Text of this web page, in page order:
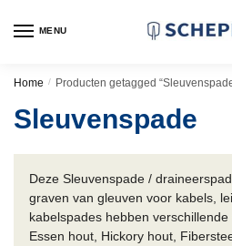
MENU
Home / Producten getagged
Sleuvenspade
Deze Sleuvenspade /
graven van gleuven voor kabels,
kabelspades hebben
Essen hout, Hickory hout,